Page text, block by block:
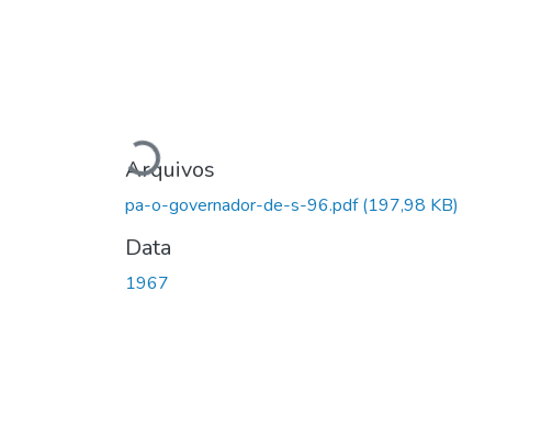
Carregando...
Arquivos
pa-o-governador-de-s-96.pdf(197,98 KB)
Data
1967